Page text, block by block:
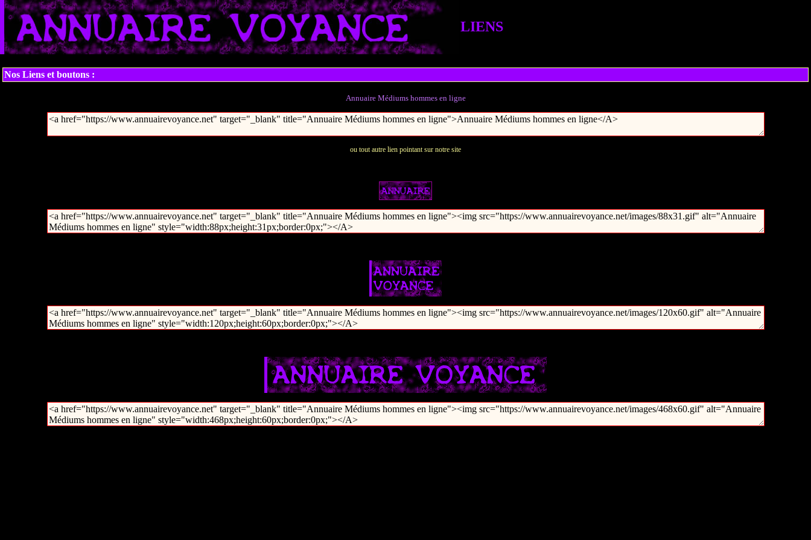
LIENS
Nos Liens et boutons :
Annuaire Médiums hommes en ligne
ou tout autre lien pointant sur notre site